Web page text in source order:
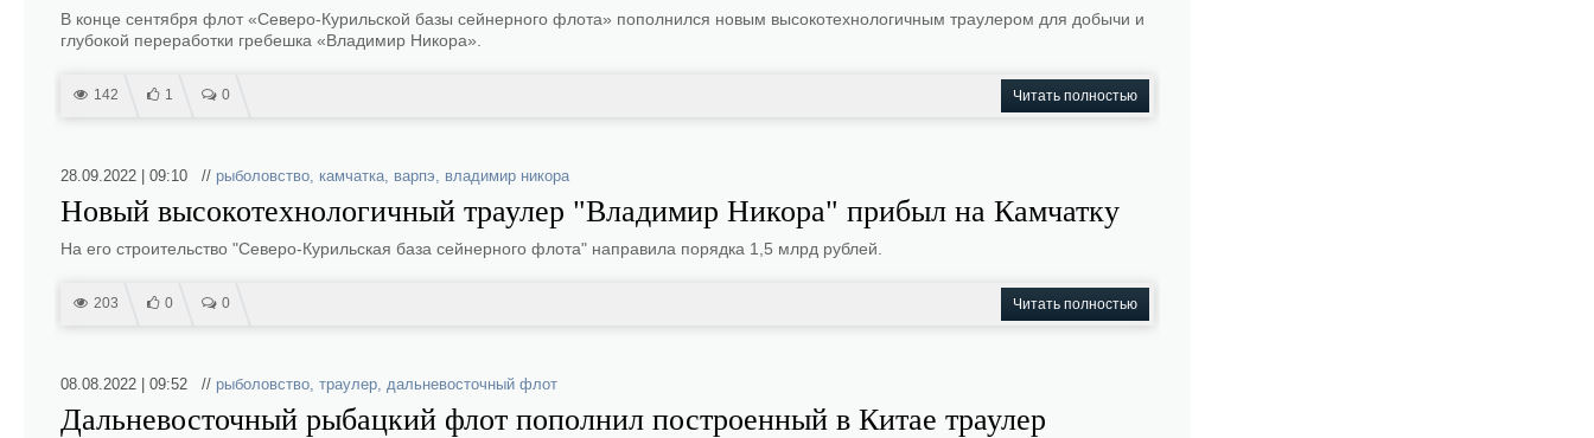
В конце сентября флот «Северо-Курильской базы сейнерного флота» пополнился новым высокотехнологичным траулером для добычи и
глубокой переработки гребешка «Владимир Никора».
142 1 0 Читать полностью
28.09.2022 | 09:10 // рыболовство, камчатка, варпэ, владимир никора
Новый высокотехнологичный траулер "Владимир Никора" прибыл на Камчатку
На его строительство "Северо-Курильская база сейнерного флота" направила порядка 1,5 млрд рублей.
203 0 0 Читать полностью
08.08.2022 | 09:52 // рыболовство, траулер, дальневосточный флот
Дальневосточный рыбацкий флот пополнил построенный в Китае траулер